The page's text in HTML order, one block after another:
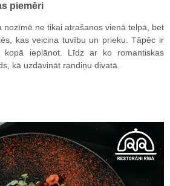
piemēri
nozīmē ne tikai atrašanos vienā telpā, bet
kas veicina tuvību un prieku. Tāpēc ir
kopā ieplānot. Līdz ar ko romantiskas
kā uzdāvināt randiņu divatā.